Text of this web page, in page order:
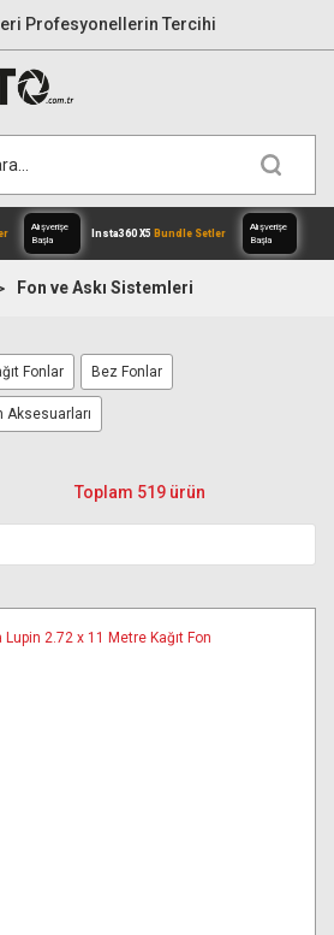
Profesyonellerin Tercihi
IIIBundle Setler
Fon ve Askı Sistemleri
Fonlar Bez Fonlar
Aksesuarları
Toplam 519 ürün